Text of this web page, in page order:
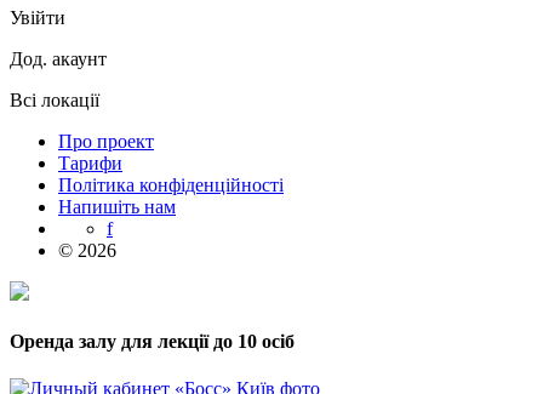
Увійти
Дод. акаунт
Всі локації
Про проект
Тарифи
Політика конфіденційності
Напишіть нам
f
© 2026
Оренда залу для лекції до 10 осіб